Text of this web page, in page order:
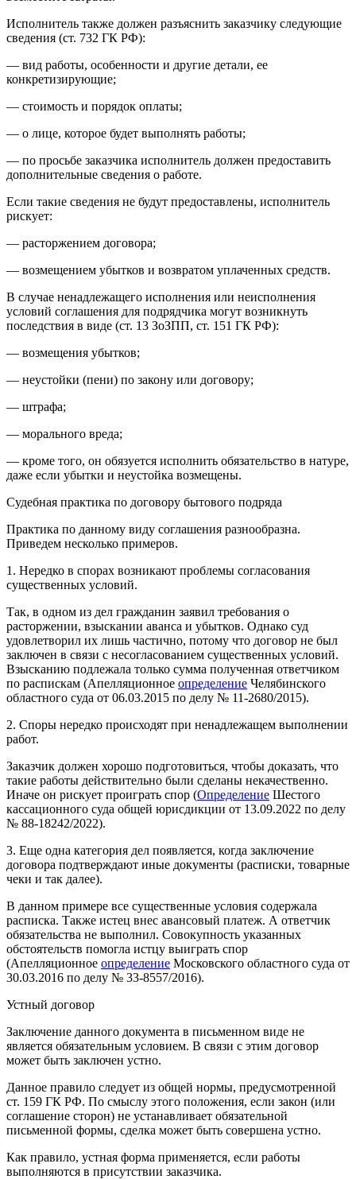
Исполнитель также должен разъяснить заказчику следующие
сведения (ст. 732 ГК РФ):
— вид работы, особенности и другие детали, ее
конкретизирующие;
— стоимость и порядок оплаты;
— о лице, которое будет выполнять работы;
— по просьбе заказчика исполнитель должен предоставить
дополнительные сведения о работе.
Если такие сведения не будут предоставлены, исполнитель
рискует:
— расторжением договора;
— возмещением убытков и возвратом уплаченных средств.
В случае ненадлежащего исполнения или неисполнения
условий соглашения для подрядчика могут возникнуть
последствия в виде (ст. 13 ЗоЗПП, ст. 151 ГК РФ):
— возмещения убытков;
— неустойки (пени) по закону или договору;
— штрафа;
— морального вреда;
— кроме того, он обязуется исполнить обязательство в натуре,
даже если убытки и неустойка возмещены.
Судебная практика по договору бытового подряда
Практика по данному виду соглашения разнообразна.
Приведем несколько примеров.
1. Нередко в спорах возникают проблемы согласования
существенных условий.
Так, в одном из дел гражданин заявил требования о
расторжении, взыскании аванса и убытков. Однако суд
удовлетворил их лишь частично, потому что договор не был
заключен в связи с несогласованием существенных условий.
Взысканию подлежала только сумма полученная ответчиком
по распискам (Апелляционное определение Челябинского
областного суда от 06.03.2015 по делу № 11-2680/2015).
2. Споры нередко происходят при ненадлежащем выполнении
работ.
Заказчик должен хорошо подготовиться, чтобы доказать, что
такие работы действительно были сделаны некачественно.
Иначе он рискует проиграть спор (Определение Шестого
кассационного суда общей юрисдикции от 13.09.2022 по делу
№ 88-18242/2022).
3. Еще одна категория дел появляется, когда заключение
договора подтверждают иные документы (расписки, товарные
чеки и так далее).
В данном примере все существенные условия содержала
расписка. Также истец внес авансовый платеж. А ответчик
обязательства не выполнил. Совокупность указанных
обстоятельств помогла истцу выиграть спор
(Апелляционное определение Московского областного суда от
30.03.2016 по делу № 33-8557/2016).
Устный договор
Заключение данного документа в письменном виде не
является обязательным условием. В связи с этим договор
может быть заключен устно.
Данное правило следует из общей нормы, предусмотренной
ст. 159 ГК РФ. По смыслу этого положения, если закон (или
соглашение сторон) не устанавливает обязательной
письменной формы, сделка может быть совершена устно.
Как правило, устная форма применяется, если работы
выполняются в присутствии заказчика.